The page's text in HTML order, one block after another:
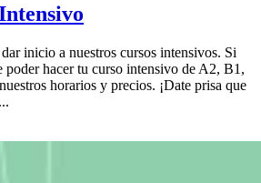
inicio a nuestros cursos intensivos. Si
poder hacer tu curso intensivo de A2, B1,
horarios y precios. ¡Date prisa que